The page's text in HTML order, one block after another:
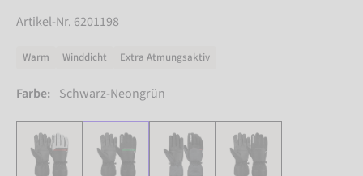
Artikel-Nr. 6201198
Warm Winddicht Extra Atmungsaktiv
Farbe: Schwarz-Neongrün